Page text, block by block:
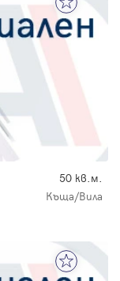
50 кв.м.
Къща/Вила